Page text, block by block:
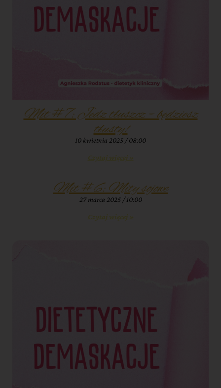
Mit #7: Jedz tłuszcz – będziesz
tłusty!
10 kwietnia 2025 08:00
Czytaj więcej »
Mit #6: Mity sojowe
27 marca 2025 10:00
Czytaj więcej »